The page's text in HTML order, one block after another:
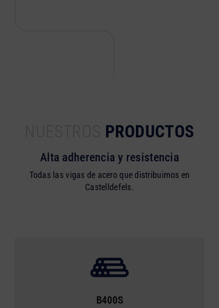
PRODUCTOS
Alta adherencia y resistencia
Todas las vigas de acero que distribuimos en
Castelldefels.
B400S